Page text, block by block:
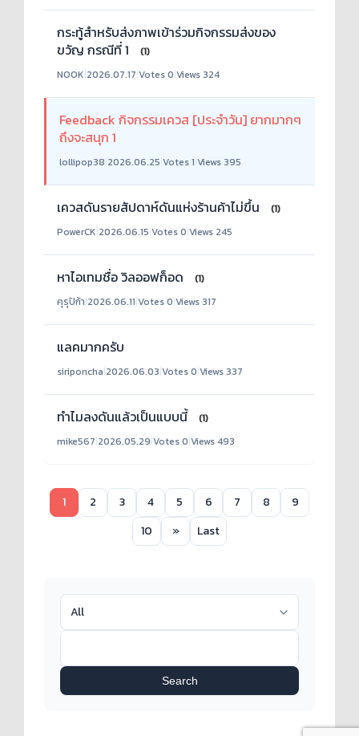
กระทู้สำหรับส่งภาพเข้าร่วมกิจกรรมส่งของ
ขวัญ กรณีที่ 1
(1)
NOOK|2026.07.17|Votes 0|Views 324
Feedback กิจกรรมเควส [ประจำวัน] ยากมากๆ
ถึงจะสนุก 1
lollipop38 2026.06.25 Votes 1 Views 395
เควสดันรายสัปดาห์ดันแห่งร้านค้าไม่ขึ้น
(1)
PowerCK|2026.06.15|Votes 0|Views 245
หาไอเทมชื่อ วิลออฟก็อด
(1)
คุรุปิก้า|2026.06.11|Votes 0|Views 317
แลคมากครับ
siriponcha|2026.06.03|Votes 0|Views 337
ทำไมลงดันแล้วเป็นแบบนี้
(1)
mike567|2026.05.29|Votes 0|Views 493
1 2 3 4 5 6 7 8
9
10
» Last
Search